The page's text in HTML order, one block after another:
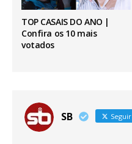
TOP CASAIS DO ANO |
Confira os 10 mais
votados
SB Seguir